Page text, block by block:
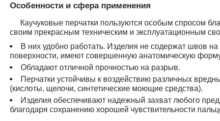
Особенности и сфера применения
Каучуковые перчатки пользуются особым спросом
своим прекрасным техническим и эксплуатационным
В них удобно работать. Изделия не содержат швов
поверхности, имеют совершенную анатомическую
Обладают отличной прочностью на разрыв.
Перчатки устойчивы к воздействию различных
(кислоты, щелочи, синтетические моющие средства).
Изделия обеспечивают надежный захват любого
благодаря сохранению хорошей чувствительности